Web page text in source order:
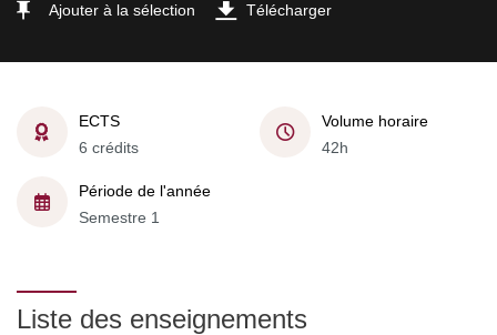
Ajouter à la sélection Télécharger
ECTS
6 crédits
Volume horaire
42h
Période de l'année
Semestre 1
Liste des enseignements